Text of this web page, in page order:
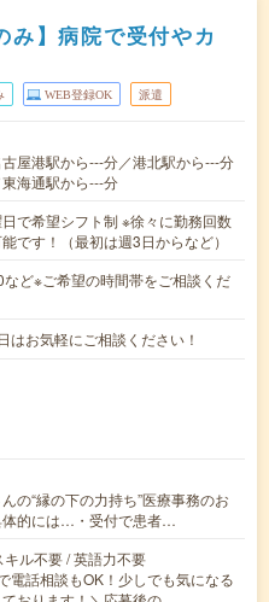
み】病院で受付やカ
WEB登録OK 派遣
屋港駅から---分／港北駅から---分
海通駅から---分
日で希望シフト制 ※徐々に勤務回数
です！（最初は週3日からなど）
ど※ご希望の時間帯をご相談くだ
お気軽にご相談ください！
の“縁の下の力持ち”医療事務のお
的には…・受付で患者…
ル不要 / 英語力不要
電話相談もOK！少しでも気になる